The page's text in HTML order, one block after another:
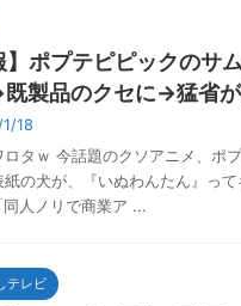
】ポプテピピックのサ
製品のクセに→猛省
18
ロタｗ 今話題のクソアニメ、ポ
紙の犬が、『いぬわんたん』っ
人ノリで商業ア ...
テレビ